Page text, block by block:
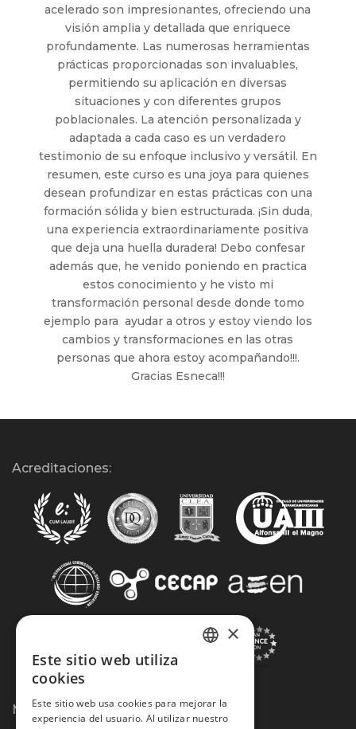
acelerado son impresionantes, ofreciendo una
visión amplia y detallada que enriquece
profundamente. Las numerosas herramientas
prácticas proporcionadas son invaluables,
permitiendo su aplicación en diversas
situaciones y con diferentes grupos
poblacionales. La atención personalizada y
adaptada a cada caso es un verdadero
testimonio de su enfoque inclusivo y versátil. En
resumen, este curso es una joya para quienes
desean profundizar en estas prácticas con una
formación sólida y bien estructurada. ¡Sin duda,
una experiencia extraordinariamente positiva
que deja una huella duradera! Debo confesar
además que, he venido poniendo en practica
estos conocimiento y he visto mi
transformación personal desde donde tomo
ejemplo para ayudar a otros y estoy viendo los
cambios y transformaciones en las otras
personas que ahora estoy acompañando!!!.
Gracias Esneca!!!
Acreditaciones:
Métodos de Pago:
×
Este sitio web utiliza
cookies
Este sitio web usa cookies para mejorar la
experiencia del usuario. Al utilizar nuestro